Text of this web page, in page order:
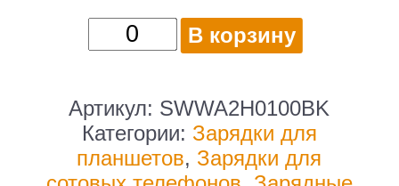
Количество
товара
зар./
устр.
SunWind
SWWA2
В корзину
Артикул: SWWA2H0100BK
Категории: Зарядки для
планшетов, Зарядки для